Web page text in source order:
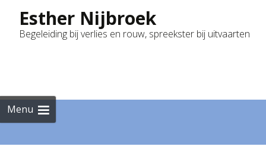
Esther Nijbroek
Begeleiding bij verlies en rouw, spreekster bij uitvaarten
Menu